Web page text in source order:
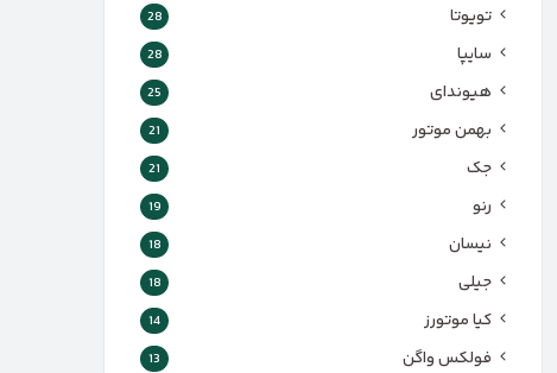
تویوتا 28
سایپا 28
هیوندای 25
بهمن موتور 21
جک 21
رنو 19
نیسان 18
جیلی 18
کیا موتورز 14
فولکس واگن 13